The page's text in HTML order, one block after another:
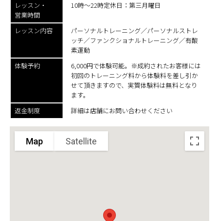
レッスン・
営業時間
10時〜22時定休日：第三月曜日
レッスン内容
パーソナルトレーニング／パーソナルストレ
ッチ／ファンクショナルトレーニング／有酸
素運動
体験予約
6,000円で体験可能。※成約されたお客様には
初回のトレーニング料から体験料を差し引か
せて頂きますので、実質体験料は無料となり
ます。
返金制度
詳細は店舗にお問い合わせください
Map Satellite